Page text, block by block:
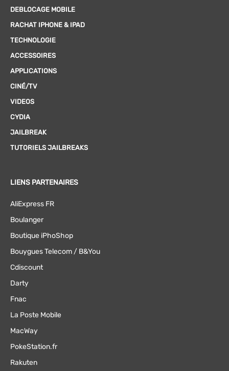
DEBLOCAGE MOBILE
RACHAT IPHONE & IPAD
TECHNOLOGIE
ACCESSOIRES
APPLICATIONS
CINÉ/TV
VIDEOS
CYDIA
JAILBREAK
TUTORIELS JAILBREAKS
LIENS PARTENAIRES
AliExpress FR
Boulanger
Boutique iPhoShop
Bouygues Telecom / B&You
Cdiscount
Darty
Fnac
La Poste Mobile
MacWay
PokeStation.fr
Rakuten